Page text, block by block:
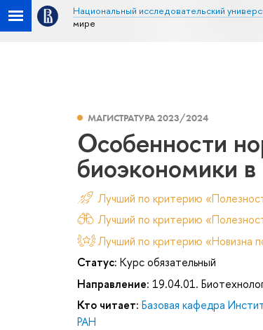
Национальный исследовательский
мире
МАГИСТРАТУРА 2023/2024
Особенности
биоэкономики
Лучший по критерию
Лучший по критерию
Лучший по критерию «Новизна
Статус: Курс обязательный
Направление: 19.04.01.
Кто читает: Базовая кафедра
РАН